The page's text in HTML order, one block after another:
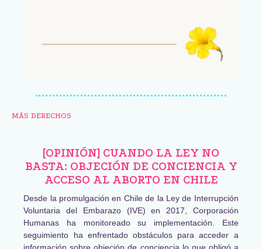
MÁS DERECHOS
[OPINIÓN] CUANDO LA LEY NO
BASTA: OBJECIÓN DE CONCIENCIA Y
ACCESO AL ABORTO EN CHILE
Desde la promulgación en Chile de la Ley de Interrupción
Voluntaria del Embarazo (IVE) en 2017, Corporación
Humanas ha monitoreado su implementación. Este
seguimiento ha enfrentado obstáculos para acceder a
información sobre objeción de conciencia lo que obligó a